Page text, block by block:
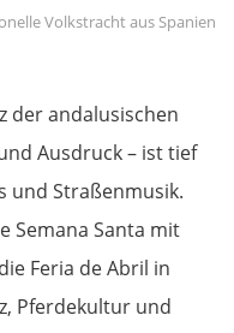
Volkstracht aus Spanien
der andalusischen
Ausdruck – ist tief
und Straßenmusik.
Semana Santa mit
Feria de Abril in
Pferdekultur und